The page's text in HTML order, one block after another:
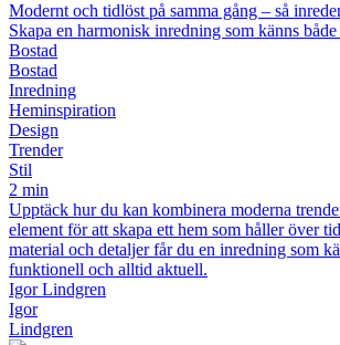
Modernt och tidlöst på samma gång – så
Skapa en harmonisk inredning som känns
Bostad
Bostad
Inredning
Heminspiration
Design
Trender
Stil
2 min
Upptäck hur du kan kombinera moderna
element för att skapa ett hem som håller över
material och detaljer får du en inredning som
funktionell och alltid aktuell.
Igor Lindgren
Igor
Lindgren